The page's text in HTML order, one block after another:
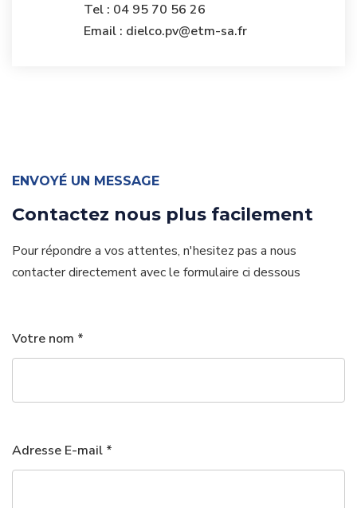
Tel : 04 95 70 56 26
Email : dielco.pv@etm-sa.fr
ENVOYÉ UN MESSAGE
Contactez nous plus facilement
Pour répondre a vos attentes, n'hesitez pas a nous
contacter directementavec le formulaire ci dessous
Votre nom *
Adresse E-mail *